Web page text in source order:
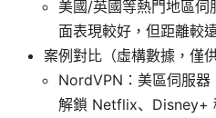
美國/英國等熱門地區伺
面表現較好，但距離較
案例對比（虛構數據，僅供
NordVPN：美區伺服
解鎖 Netflix、Disney+